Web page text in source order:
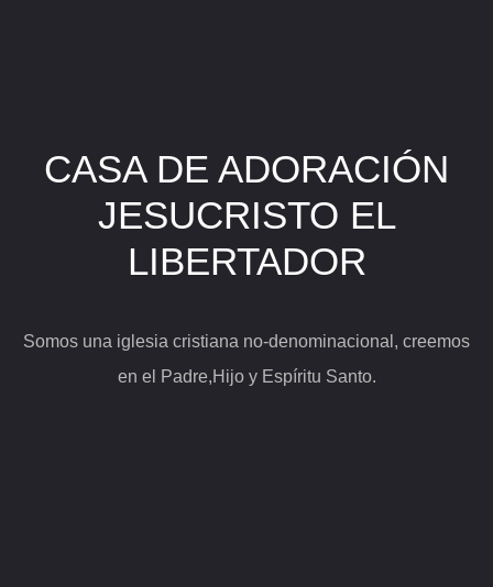
CASA DE ADORACIÓN
JESUCRISTO EL
LIBERTADOR
Somos una iglesia cristiana no-denominacional, creemos
en el Padre,Hijo y Espíritu Santo.